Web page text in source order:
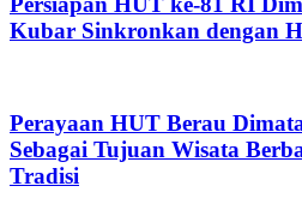
Kubar Sinkronkan dengan
Perayaan HUT Berau
Sebagai Tujuan Wisata
Tradisi